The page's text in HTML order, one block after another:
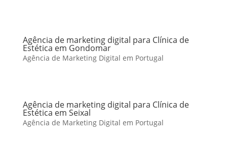
Agência de marketing digital para Clínica de
Estética em Gondomar
Agência de Marketing Digital em Portugal
Agência de marketing digital para Clínica de
Estética em Seixal
Agência de Marketing Digital em Portugal